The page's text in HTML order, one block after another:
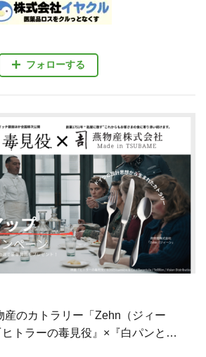
フォローする
産のカトラリー「Zehn（ジィー
トラーの毒見役』×『白パンと独
ペーンの賞品に——燕物産初の映